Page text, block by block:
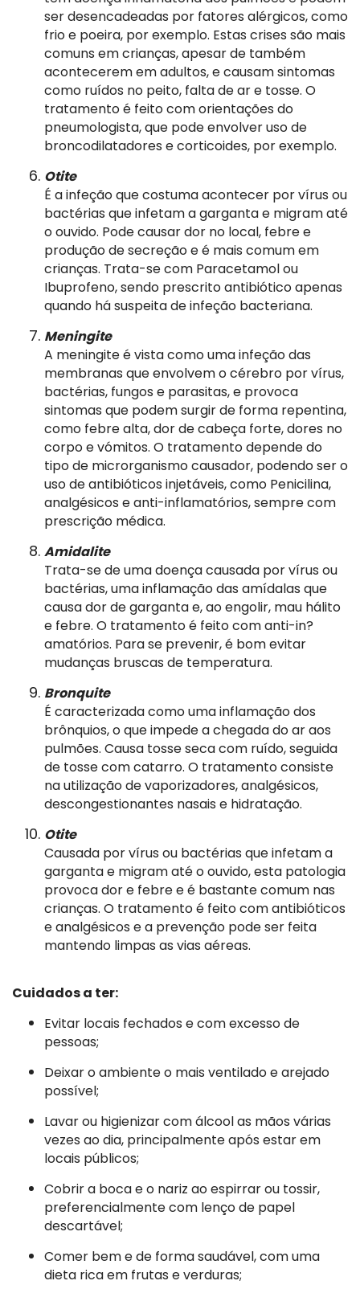
ser desencadeadas por fatores alérgicos, como
frio e poeira, por exemplo. Estas crises são mais
comuns em crianças, apesar de também
acontecerem em adultos, e causam sintomas
como ruídos no peito, falta de ar e tosse. O
tratamento é feito com orientações do
pneumologista, que pode envolver uso de
broncodilatadores e corticoides, por exemplo.
Otite
É a infeção que costuma acontecer por vírus ou
bactérias que infetam a garganta e migram até
o ouvido. Pode causar dor no local, febre e
produção de secreção e é mais comum em
crianças. Trata-se com Paracetamol ou
Ibuprofeno, sendo prescrito antibiótico apenas
quando há suspeita de infeção bacteriana.
Meningite
A meningite é vista como uma infeção das
membranas que envolvem o cérebro por vírus,
bactérias, fungos e parasitas, e provoca
sintomas que podem surgir de forma repentina,
como febre alta, dor de cabeça forte, dores no
corpo e vómitos. O tratamento depende do
tipo de microrganismo causador, podendo ser o
uso de antibióticos injetáveis, como Penicilina,
analgésicos e anti-inflamatórios, sempre com
prescrição médica.
Amidalite
Trata-se de uma doença causada por vírus ou
bactérias, uma inflamação das amídalas que
causa dor de garganta e, ao engolir, mau hálito
e febre. O tratamento é feito com anti-in?
amatórios. Para se prevenir, é bom evitar
mudanças bruscas de temperatura.
Bronquite
É caracterizada como uma inflamação dos
brônquios, o que impede a chegada do ar aos
pulmões. Causa tosse seca com ruído, seguida
de tosse com catarro. O tratamento consiste
na utilização de vaporizadores, analgésicos,
descongestionantes nasais e hidratação.
Otite
Causada por vírus ou bactérias que infetam a
garganta e migram até o ouvido, esta patologia
provoca dor e febre e é bastante comum nas
crianças. O tratamento é feito com antibióticos
e analgésicos e a prevenção pode ser feita
mantendo limpas as vias aéreas.
Cuidados a ter:
Evitar locais fechados e com excesso de
pessoas;
Deixar o ambiente o mais ventilado e arejado
possível;
Lavar ou higienizar com álcool as mãos várias
vezes ao dia, principalmente após estar em
locais públicos;
Cobrir a boca e o nariz ao espirrar ou tossir,
preferencialmente com lenço de papel
descartável;
Comer bem e de forma saudável, com uma
dieta rica em frutas e verduras;